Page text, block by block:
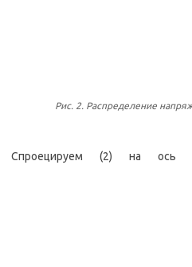
Рис. 2. Распределение
Спроецируем (2) на ось